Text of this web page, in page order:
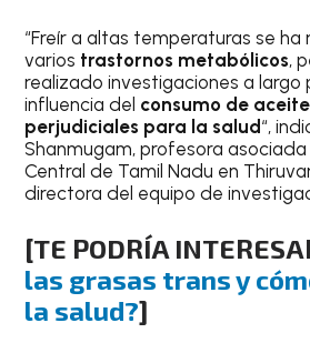
“Freír a altas temperaturas se ha
varios trastornos metabólicos,
realizado investigaciones a largo
influencia del consumo de
perjudiciales para la salud “,
Shanmugam, profesora
Central de Tamil Nadu en
directora del equipo de
[TE PODRÍA
las grasas trans y
la salud?]